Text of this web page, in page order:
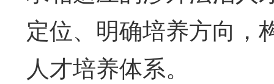
定位、明确培养方向，
人才培养体系。